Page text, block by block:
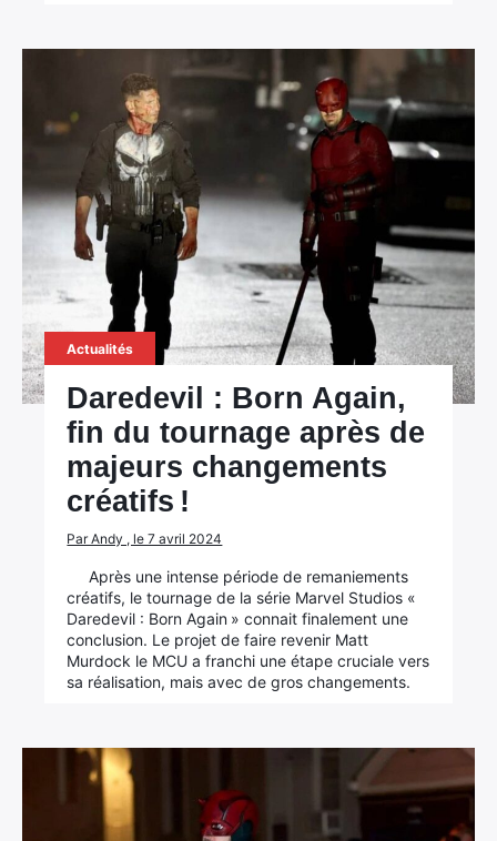
Actualités
Daredevil : Born Again,
fin du tournage après de
majeurs changements
créatifs !
Par Andy , le 7 avril 2024
Après une intense période de remaniements
créatifs, le tournage de la série Marvel Studios «
Daredevil : Born Again » connait finalement une
conclusion. Le projet de faire revenir Matt
Murdock le MCU a franchi une étape cruciale vers
sa réalisation, mais avec de gros changements.